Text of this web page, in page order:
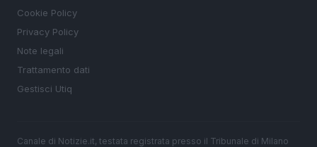
Cookie Policy
Privacy Policy
Note legali
Trattamento dati
Gestisci Utiq
Canale di Notizie.it, testata registrata presso il Tribunale di Milano